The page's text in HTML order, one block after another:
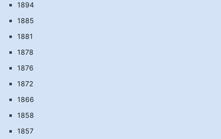
1894
1885
1881
1878
1876
1872
1866
1858
1857